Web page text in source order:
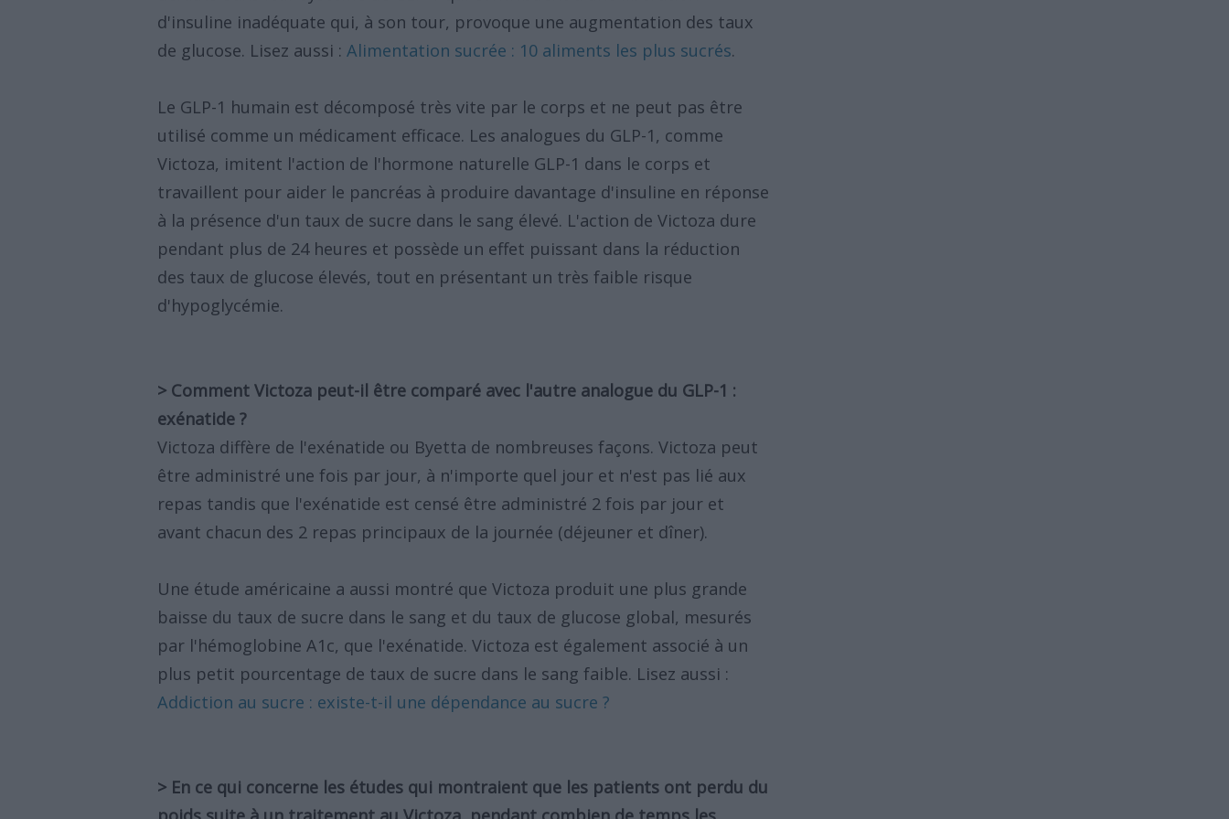
d'insuline inadéquate qui, à son tour, provoque une augmentation des taux
de glucose. Lisez aussi : Alimentation sucrée : 10 aliments les plus sucrés.
Le GLP-1 humain est décomposé très vite par le corps et ne peut pas être
utilisé comme un médicament efficace. Les analogues du GLP-1, comme
Victoza, imitent l'action de l'hormone naturelle GLP-1 dans le corps et
travaillent pour aider le pancréas à produire davantage d'insuline en réponse
à la présence d'un taux de sucre dans le sang élevé. L'action de Victoza dure
pendant plus de 24 heures et possède un effet puissant dans la réduction
des taux de glucose élevés, tout en présentant un très faible risque
d'hypoglycémie.
> Comment Victoza peut-il être comparé avec l'autre analogue du GLP-1 :
exénatide ?
Victoza diffère de l'exénatide ou Byetta de nombreuses façons. Victoza peut
être administré une fois par jour, à n'importe quel jour et n'est pas lié aux
repas tandis que l'exénatide est censé être administré 2 fois par jour et
avant chacun des 2 repas principaux de la journée (déjeuner et dîner).
Une étude américaine a aussi montré que Victoza produit une plus grande
baisse du taux de sucre dans le sang et du taux de glucose global, mesurés
par l'hémoglobine A1c, que l'exénatide. Victoza est également associé à un
plus petit pourcentage de taux de sucre dans le sang faible. Lisez aussi :
Addiction au sucre : existe-t-il une dépendance au sucre ?
> En ce qui concerne les études qui montraient que les patients ont perdu du